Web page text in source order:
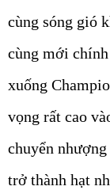
cùng sóng gió
cùng mới
xuống
vọng rất cao
chuyển
trở thành hạt